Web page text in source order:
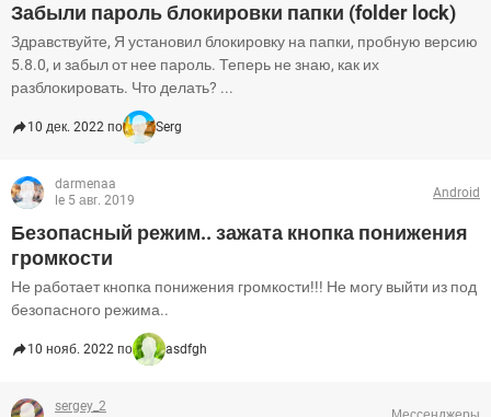
Забыли пароль блокировки папки (folder lock)
Здравствуйте, Я установил блокировку на папки, пробную версию
5.8.0, и забыл от нее пароль. Теперь не знаю, как их
разблокировать. Что делать? ...
10 дек. 2022 по Serg
darmenaa
le 5 авг. 2019
Android
Безопасный режим.. зажата кнопка понижения
громкости
Не работает кнопка понижения громкости!!! Не могу выйти из под
безопасного режима..
10 нояб. 2022 по asdfgh
sergey_2